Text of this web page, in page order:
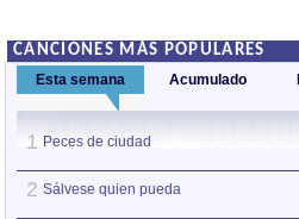
CANCIONES MÁS POPULARES
Esta semana Acumulado
1 Peces de ciudad
2 Sálvese quien pueda